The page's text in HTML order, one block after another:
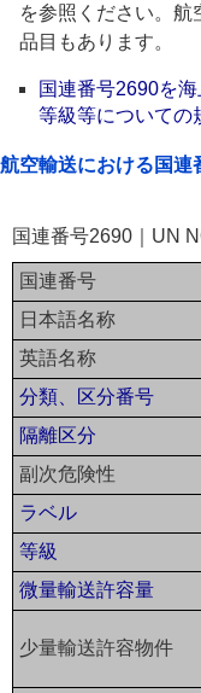
を参照ください。
品目もあります。
国連番号2690を
等級等についての
航空輸送における国連
国連番号2690｜UN
国連番号
日本語名称
英語名称
分類、区分番号
隔離区分
副次危険性
ラベル
等級
微量輸送許容量
少量輸送許容物件